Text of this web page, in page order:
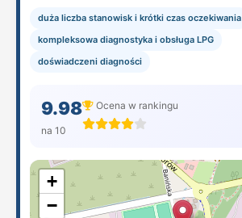
duża liczba stanowisk i krótki czas oczekiwania
kompleksowa diagnostyka i obsługa LPG
doświadczeni diagności
9.98
na 10
Ocena w rankingu
+
−